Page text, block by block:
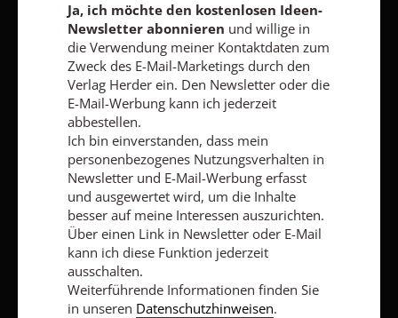
Vertrag widerrufen Abo online kündigen
Nach oben
Ja, ich möchte den kostenlosen Ideen-
Newsletter abonnieren und willige in
die Verwendung meiner Kontaktdaten zum
Zweck des E-Mail-Marketings durch den
Verlag Herder ein. Den Newsletter oder die
E-Mail-Werbung kann ich jederzeit
abbestellen.
Ich bin einverstanden, dass mein
personenbezogenes Nutzungsverhalten in
Newsletter und E-Mail-Werbung erfasst
und ausgewertet wird, um die Inhalte
besser auf meine Interessen auszurichten.
Über einen Link in Newsletter oder E-Mail
kann ich diese Funktion jederzeit
ausschalten.
Weiterführende Informationen finden Sie
in unseren Datenschutzhinweisen.